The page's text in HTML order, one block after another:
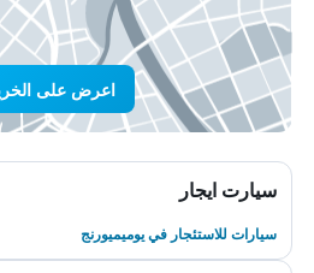
اعرض على
سيارت ايجار
سيارات للاستئجار في يوميميورنج